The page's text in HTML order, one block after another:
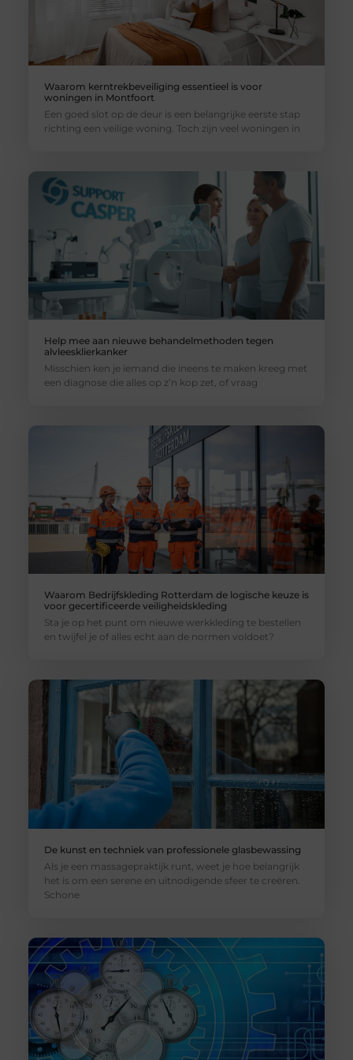
Waarom kerntrekbeveiliging essentieel is voor
woningen in Montfoort
Een goed slot op de deur is een belangrijke eerste stap
richting een veilige woning. Toch zijn veel woningen in
Help mee aan nieuwe behandelmethoden tegen
alvleesklierkanker
Misschien ken je iemand die ineens te maken kreeg met
een diagnose die alles op z’n kop zet, of vraag
Waarom Bedrijfskleding Rotterdam de logische keuze is
voor gecertificeerde veiligheidskleding
Sta je op het punt om nieuwe werkkleding te bestellen
en twijfel je of alles echt aan de normen voldoet?
De kunst en techniek van professionele glasbewassing
Als je een massagepraktijk runt, weet je hoe belangrijk
het is om een serene en uitnodigende sfeer te creëren.
Schone